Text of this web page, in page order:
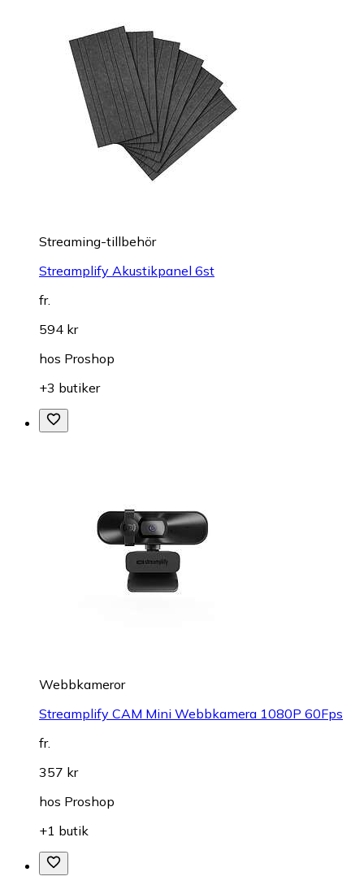
Streaming-tillbehör
Streamplify Akustikpanel 6st
fr.
594 kr
hos Proshop
+3 butiker
Webbkameror
Streamplify CAM Mini Webbkamera 1080P 60Fps
fr.
357 kr
hos Proshop
+1 butik